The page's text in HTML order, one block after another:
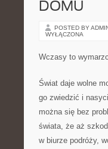
DOMU
POSTED BY
WYŁĄCZONA
Wczasy to
Świat daje wolne
go zwiedzić i
można się bez
świata, że aż
w biurze podróży,